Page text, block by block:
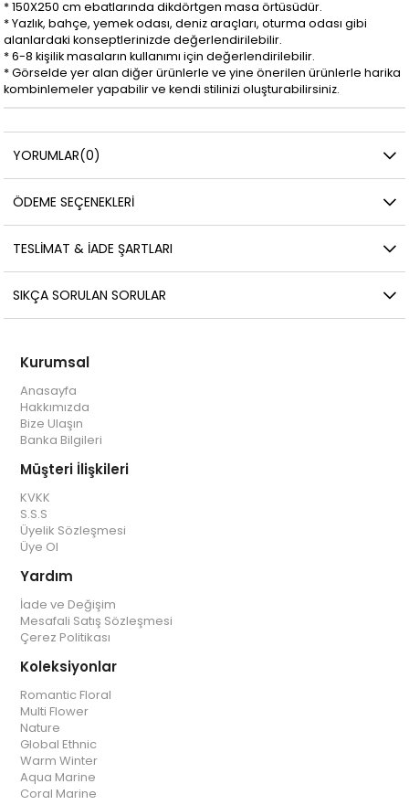
* 150X250 cm ebatlarında dikdörtgen masa örtüsüdür.
* Yazlık, bahçe, yemek odası, deniz araçları, oturma odası gibi
alanlardaki konseptlerinizde değerlendirilebilir.
* 6-8 kişilik masaların kullanımı için değerlendirilebilir.
* Görselde yer alan diğer ürünlerle ve yine önerilen ürünlerle harika
kombinlemeler yapabilir ve kendi stilinizi oluşturabilirsiniz.
YORUMLAR(0)
ÖDEME SEÇENEKLERI
TESLIMAT & İADE ŞARTLARI
SIKÇA SORULAN SORULAR
Kurumsal
Anasayfa
Hakkımızda
Bize Ulaşın
Banka Bilgileri
Müşteri İlişkileri
KVKK
S.S.S
Üyelik Sözleşmesi
Üye Ol
Yardım
İade ve Değişim
Mesafali Satış Sözleşmesi
Çerez Politikası
Koleksiyonlar
Romantic Floral
Multi Flower
Nature
Global Ethnic
Warm Winter
Aqua Marine
Coral Marine